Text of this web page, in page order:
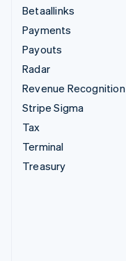
Betaallinks
Payments
Payouts
Radar
Revenue Recognition
Stripe Sigma
Tax
Terminal
Treasury